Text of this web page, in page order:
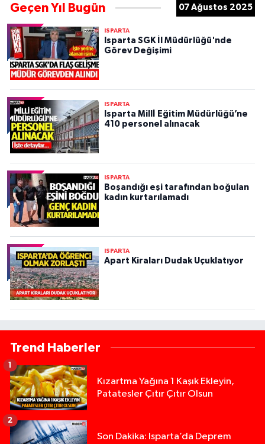
Geçen Yıl Bugün 07 Ağustos 2025
ISPARTA
Isparta SGK İl Müdürlüğü'nde
Görev Değişimi
ISPARTA
Isparta Millİ Eğitim Müdürlüğü’ne
410 personel alınacak
ISPARTA
Boşandığı eşi tarafından boğulan
kadın kurtarılamadı
ISPARTA
Apart Kiraları Dudak Uçuklatıyor
Trend Haberler
Kızartma Yağına 1 Kaşık Ekleyin,
Patatesler Çıtır Çıtır Olsun
1
Son Dakika: Isparta’da Deprem
2